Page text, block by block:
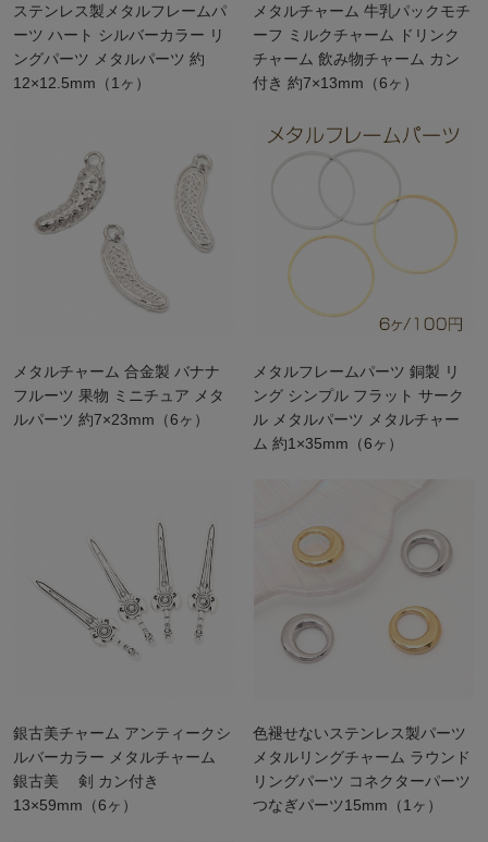
ステンレス製メタルフレームパ
ーツ ハート シルバーカラー リ
ングパーツ メタルパーツ 約
12×12.5mm（1ヶ）
メタルチャーム 牛乳パックモチ
ーフ ミルクチャーム ドリンク
チャーム 飲み物チャーム カン
付き 約7×13mm（6ヶ）
メタルチャーム 合金製 バナナ
フルーツ 果物 ミニチュア メタ
ルパーツ 約7×23mm（6ヶ）
メタルフレームパーツ 銅製 リ
ング シンプル フラット サーク
ル メタルパーツ メタルチャー
ム 約1×35mm（6ヶ）
銀古美チャーム アンティークシ
ルバーカラー メタルチャーム
銀古美 剣 カン付き
13×59mm（6ヶ）
色褪せないステンレス製パーツ
メタルリングチャーム ラウンド
リングパーツ コネクターパーツ
つなぎパーツ15mm（1ヶ）